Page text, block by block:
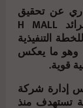
عن تحقيق
معدلات تنفيذ مرتفعة بمشروعها الرائد H MALL
التنفيذية
وهو ما يعكس
قوية.
إدارة شركة
تستهدف منذ